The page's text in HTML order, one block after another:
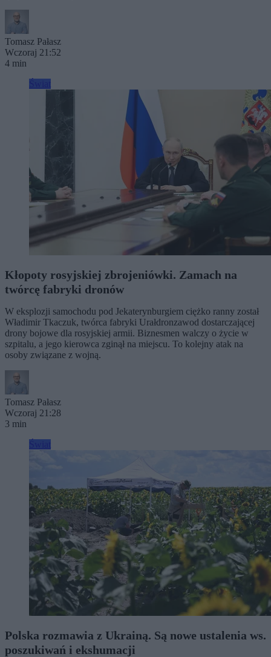
Tomasz Pałasz
Wczoraj 21:52
4 min
Kłopoty rosyjskiej zbrojeniówki. Zamach na
twórcę fabryki dronów
W eksplozji samochodu pod Jekaterynburgiem ciężko ranny został
Władimir Tkaczuk, twórca fabryki Urałdronzawod dostarczającej
drony bojowe dla rosyjskiej armii. Biznesmen walczy o życie w
szpitalu, a jego kierowca zginął na miejscu. To kolejny atak na
osoby związane z wojną.
Tomasz Pałasz
Wczoraj 21:28
3 min
Polska rozmawia z Ukrainą. Są nowe ustalenia ws.
poszukiwań i ekshumacji